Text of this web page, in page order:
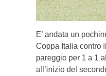
E’ andata un
Coppa Italia contro
pareggio per 1 a 1
all’inizio del